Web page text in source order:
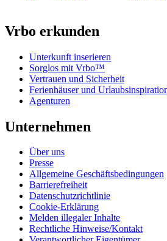
Vrbo erkunden
Unterkunft inserieren
Sorglos mit Vrbo™
Vertrauen und Sicherheit
Ferienhäuser und
Agenturen
Unternehmen
Über uns
Presse
Allgemeine Geschäftsbedingungen
Barrierefreiheit
Datenschutzrichtlinie
Cookie-Erklärung
Melden illegaler Inhalte
Rechtliche Hinweise/Kontakt